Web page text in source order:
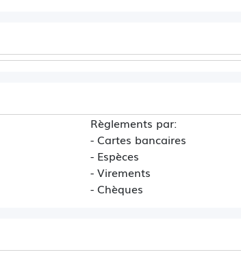
Règlements par:
- Cartes bancaires
- Espèces
- Virements
- Chèques